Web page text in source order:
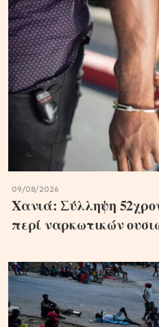
09/08/2026
Χανιά: Σύλληψη
περί ναρκωτικών